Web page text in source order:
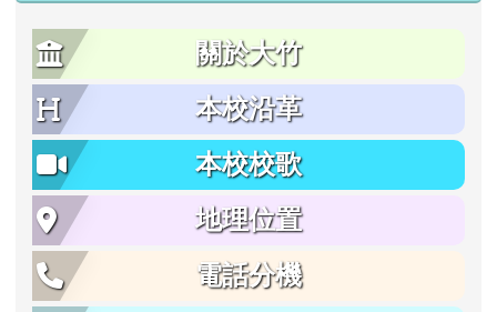
關於大竹
本校沿革
本校校歌
地理位置
電話分機